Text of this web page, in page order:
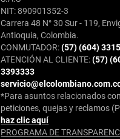
NIT: 890901352-3
Carrera 48 N° 30 Sur - 119,
Antioquia, Colombia.
CONMUTADOR:(57) (604)
ATENCIÓN AL CLIENTE:(57)
3393333
*Para asuntos relacionados con
peticiones, quejas y reclamos
haz clic aquí
PROGRAMA DE